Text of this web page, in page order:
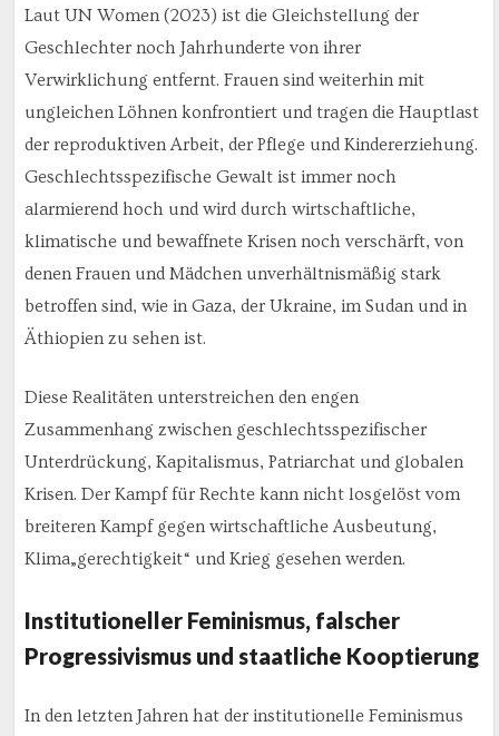
Laut UN Women (2023) ist die Gleichstellung der
Geschlechter noch Jahrhunderte von ihrer
Verwirklichung entfernt. Frauen sind weiterhin mit
ungleichen Löhnen konfrontiert und tragen die Hauptlast
der reproduktiven Arbeit, der Pflege und Kindererziehung.
Geschlechtsspezifische Gewalt ist immer noch
alarmierend hoch und wird durch wirtschaftliche,
klimatische und bewaffnete Krisen noch verschärft, von
denen Frauen und Mädchen unverhältnismäßig stark
betroffen sind, wie in Gaza, der Ukraine, im Sudan und in
Äthiopien zu sehen ist.
Diese Realitäten unterstreichen den engen
Zusammenhang zwischen geschlechtsspezifischer
Unterdrückung, Kapitalismus, Patriarchat und globalen
Krisen. Der Kampf für Rechte kann nicht losgelöst vom
breiteren Kampf gegen wirtschaftliche Ausbeutung,
Klima„gerechtigkeit“ und Krieg gesehen werden.
Institutioneller Feminismus, falscher
Progressivismus und staatliche Kooptierung
In den letzten Jahren hat der institutionelle Feminismus